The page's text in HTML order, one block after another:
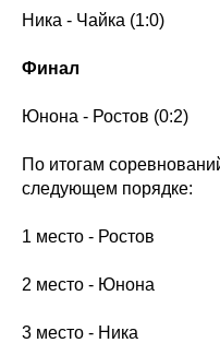
Ника - Чайка (1:0)
Финал
Юнона - Ростов (0:2)
По итогам
следующем порядке:
1 место - Ростов
2 место - Юнона
3 место - Ника